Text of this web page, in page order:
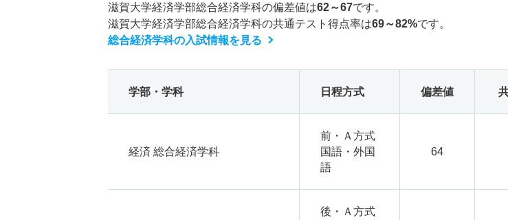
滋賀大学経済学部総合経済学科の偏差値は62～67です。
滋賀大学経済学部総合経済学科の共通テスト得点率は69～82%です。
総合経済学科の入試情報を見る
学部・学科 日程方式 偏差値
経済 総合経済学科
前・Ａ方式
国語・外国
語
64
後・Ａ方式